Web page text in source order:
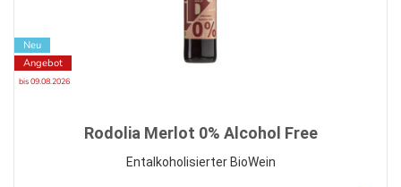
Neu
Angebot
bis 09.08.2026
Rodolia Merlot 0% Alcohol Free
Entalkoholisierter BioWein